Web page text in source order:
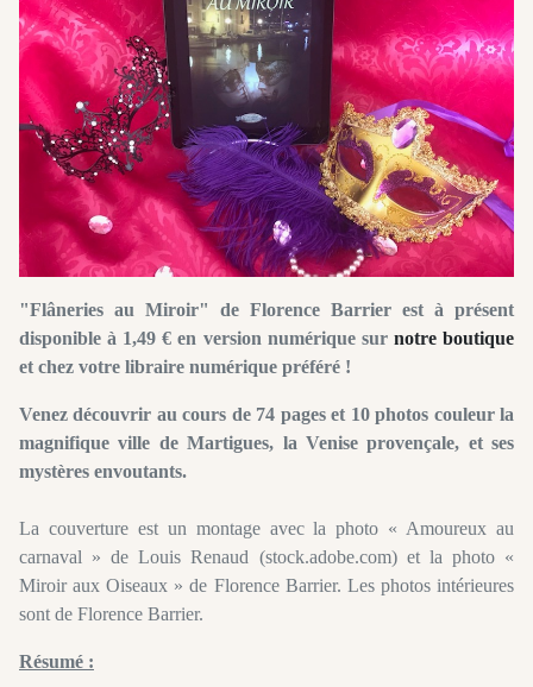
"Flâneries au Miroir" de Florence Barrier est à présent
disponible à 1,49 € en version numérique sur notre boutique
et chez votre libraire numérique préféré !
Venez découvrir au cours de 74 pages et 10 photos couleur la
magnifique ville de Martigues, la Venise provençale, et ses
mystères envoutants.
La couverture est un montage avec la photo « Amoureux au
carnaval » de Louis Renaud (stock.adobe.com) et la photo «
Miroir aux Oiseaux » de Florence Barrier. Les photos intérieures
sont de Florence Barrier.
Résumé :